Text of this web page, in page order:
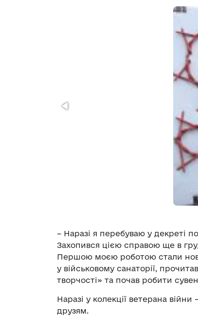
– Наразі я перебуваю у декреті
Захопився цією справою ще в
Першою моєю роботою стали
у військовому санаторії,
творчості» та почав робити
Наразі у колекції ветерана
друзям.